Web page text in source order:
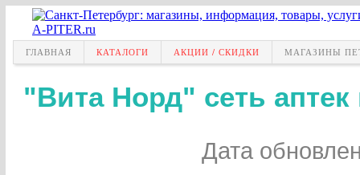
ГЛАВНАЯ КАТАЛОГИ АКЦИИ / СКИДКИ МАГАЗИНЫ
"Вита Норд" сеть аптек
Дата